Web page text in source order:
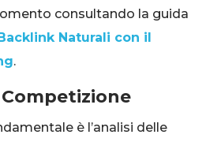
consultando la guida
Naturali con il
.
è l’analisi delle